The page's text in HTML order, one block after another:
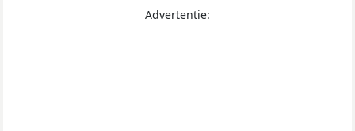
Advertentie: